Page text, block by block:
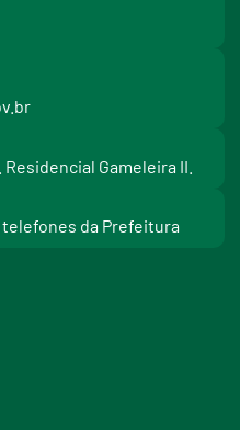
Residencial Gameleira II.
da Prefeitura